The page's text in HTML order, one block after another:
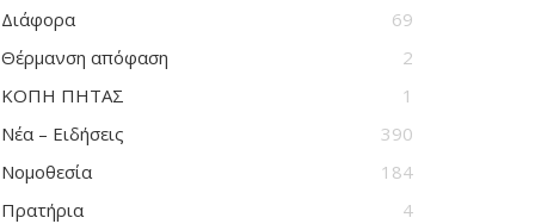
Διάφορα
69
Θέρμανση απόφαση
2
ΚΟΠΗ ΠΗΤΑΣ
1
Νέα – Ειδήσεις
390
Νομοθεσία
184
Πρατήρια
4